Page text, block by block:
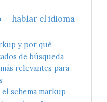
— hablar el idioma
y por qué
de búsqueda
relevantes para
schema markup